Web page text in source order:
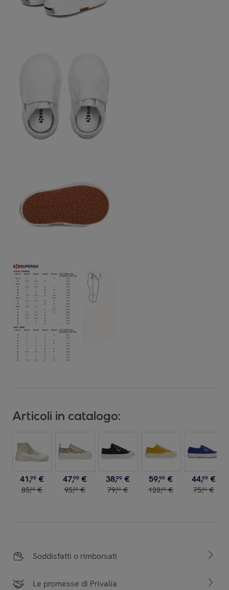
Articoli in catalogo:
41,99 €
85,00 €
47,99 €
95,00 €
38,99 €
79,00 €
59,99 €
120,00 €
44,99 €
75,00 €
Soddisfatti o rimborsati
Le promesse di Privalia